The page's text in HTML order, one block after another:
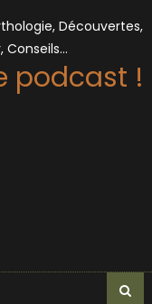
Découvertes,
Conseils…
podcast !